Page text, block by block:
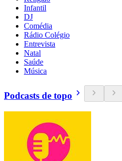
Infantil
DJ
Comédia
Rádio Colégio
Entrevista
Natal
Saúde
Música
Podcasts de topo